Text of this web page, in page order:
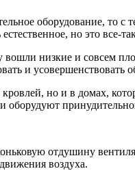
оборудование, то
но это
вошли низкие и совсем
и усовершенствовать
кровлей, но и в домах,
отдушину
воздуха.